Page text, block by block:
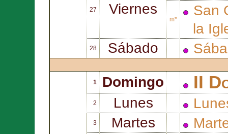
27 Viernes
m*
San
la
28 Sábado
1 Domingo II
2 Lunes
3 Martes